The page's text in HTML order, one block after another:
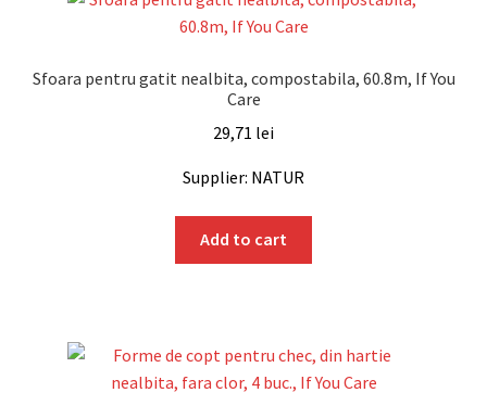
Sfoara pentru gatit nealbita, compostabila, 60.8m, If You
Care
29,71 lei
Supplier: NATUR
Add to cart